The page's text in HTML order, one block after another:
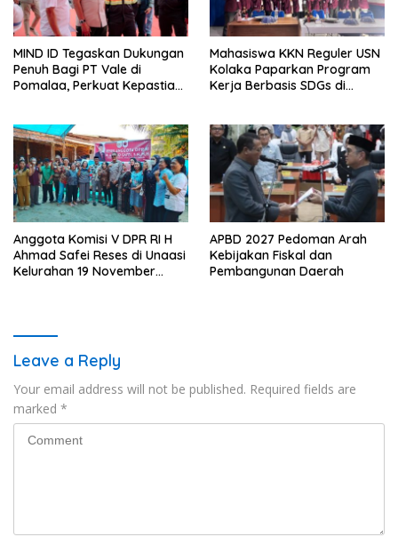
MIND ID Tegaskan Dukungan
Penuh Bagi PT Vale di
Pomalaa, Perkuat Kepastian
Mahasiswa KKN Reguler USN
Kolaka Paparkan Program
Kerja Berbasis SDGs di
Anggota Komisi V DPR RI H
Ahmad Safei Reses di Unaasi
Kelurahan 19 November
APBD 2027 Pedoman Arah
Kebijakan Fiskal dan
Pembangunan Daerah
Leave a Reply
Your email address will not be published. Required fields are
marked *